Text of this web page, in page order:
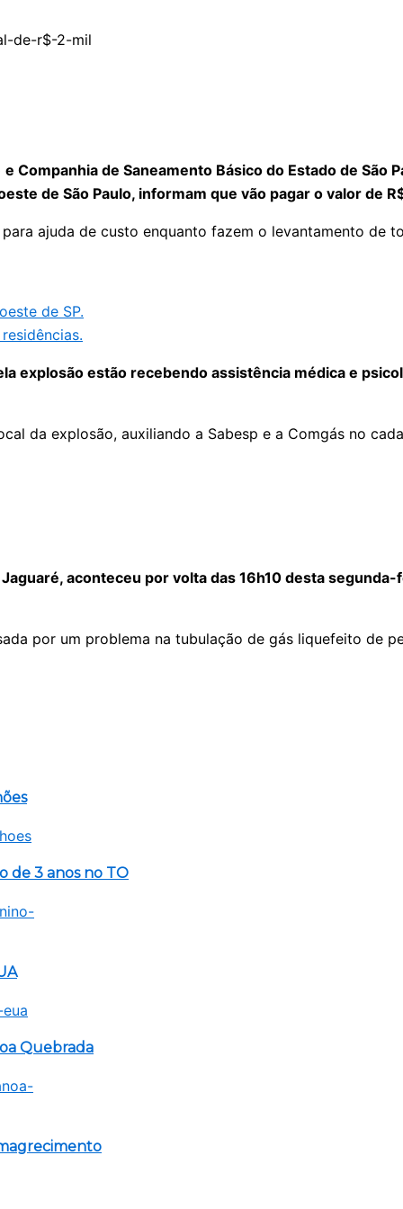
Companhia de Saneamento Básico do Estado de
de São Paulo, informam que vão pagar o valor de
ajuda de custo enquanto fazem o levantamento de
de SP.
explosão estão recebendo assistência médica e
da explosão, auxiliando a Sabesp e a Comgás no
aconteceu por volta das 16h10 desta segunda-
por um problema na tubulação de gás liquefeito de
de 3 anos no TO
Quebrada